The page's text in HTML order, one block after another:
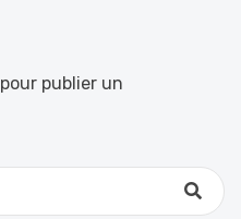
pour publier un